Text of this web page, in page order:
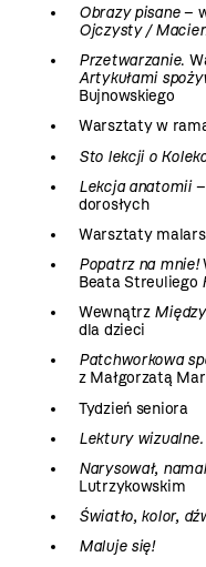
Obrazy pisane–
Ojczysty /
Przetwarzanie.
Artykułami
Bujnowskiego
Warsztaty w
Sto lekcji o
Lekcja anatomii–
dorosłych
Warsztaty
Popatrz na mnie!
Beata Streuliego
Wewnątrz Między
dla dzieci
Patchworkowa
z Małgorzatą
Tydzień seniora
Lektury
Narysował,
Lutrzykowskim
Światło, kolor,
Maluje się!